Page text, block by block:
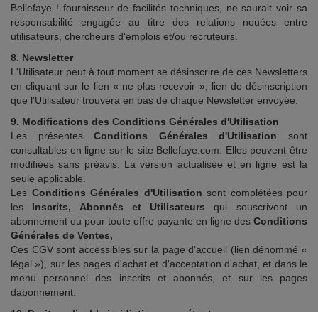
Bellefaye ! fournisseur de facilités techniques, ne saurait voir sa
responsabilité engagée au titre des relations nouées entre
utilisateurs, chercheurs d'emplois et/ou recruteurs.
8. Newsletter
L'Utilisateur peut à tout moment se désinscrire de ces Newsletters
en cliquant sur le lien « ne plus recevoir », lien de désinscription
que l'Utilisateur trouvera en bas de chaque Newsletter envoyée.
9. Modifications des Conditions Générales d'Utilisation
Les présentesConditions Générales d'Utilisation sont
consultables en ligne sur le site Bellefaye.com. Elles peuvent être
modifiées sans préavis. La version actualisée et en ligne est la
seule applicable.
Les Conditions Générales d'Utilisation sont complétées pour
les Inscrits, Abonnés et Utilisateurs qui souscrivent un
abonnement ou pour toute offre payante en ligne des Conditions
Générales de Ventes,
Ces CGV sont accessibles sur la page d'accueil (lien dénommé «
légal »), sur les pages d'achat et d'acceptation d'achat, et dans le
menu personnel des inscrits et abonnés, et sur les pages
dabonnement.